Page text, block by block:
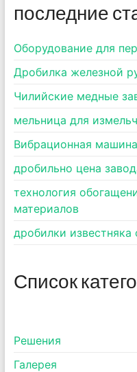
последние
Оборудование для
Дробилка железной
Чилийские медные
мельница для
Вибрационная
дробильно цена
технология
материалов
дробилки
Список
Pешения
Галерея